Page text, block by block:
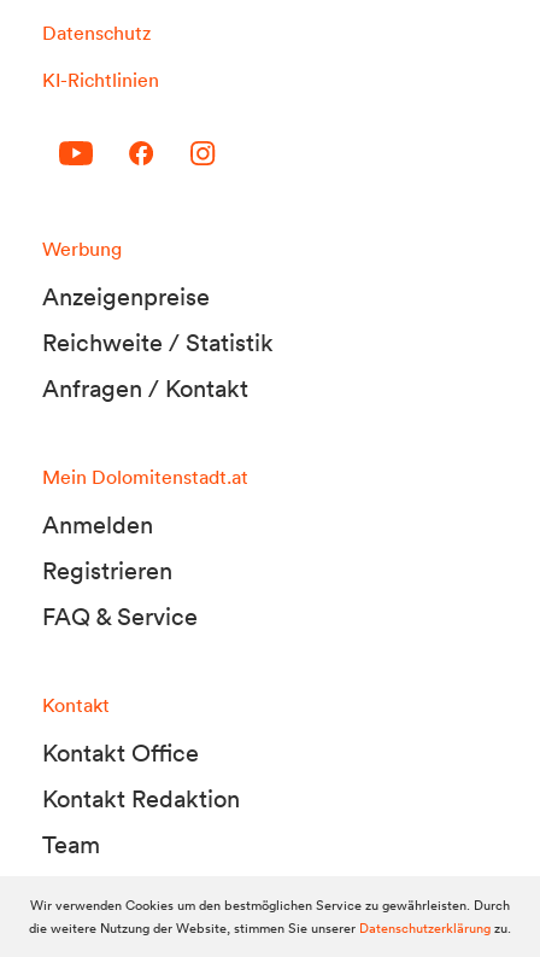
Datenschutz
KI-Richtlinien
Werbung
Anzeigenpreise
Reichweite / Statistik
Anfragen / Kontakt
Mein Dolomitenstadt.at
Anmelden
Registrieren
FAQ & Service
Kontakt
Kontakt Office
Kontakt Redaktion
Team
© 2010-2026 Dolomitenstadt.at
Wir verwenden Cookies um den bestmöglichen Service zu gewährleisten. Durch
die weitere Nutzung der Website, stimmen Sie unserer Datenschutzerklärungzu.